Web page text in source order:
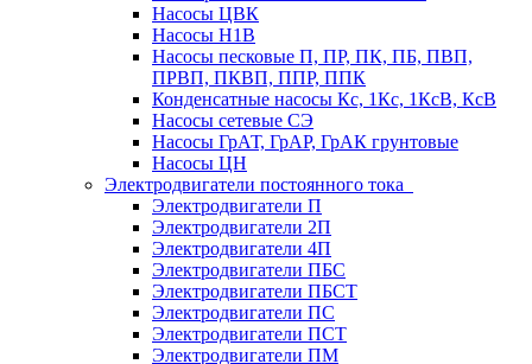
Насосы ЦВК
Насосы Н1В
Насосы песковые П, ПР, ПК, ПБ, ПВП,
ПРВП, ПКВП, ППР, ППК
Конденсатные насосы Кс, 1Кс, 1КсВ, КсВ
Насосы сетевые СЭ
Насосы ГрАТ, ГрАР, ГрАК грунтовые
Насосы ЦН
Электродвигатели постоянного тока
Электродвигатели П
Электродвигатели 2П
Электродвигатели 4П
Электродвигатели ПБС
Электродвигатели ПБСТ
Электродвигатели ПС
Электродвигатели ПСТ
Электродвигатели ПМ